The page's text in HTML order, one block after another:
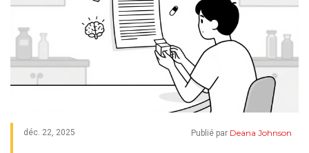
déc. 22, 2025 Publié par Deana Johnson